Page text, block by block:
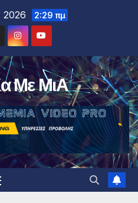
2026 2:29 πμ
Με ΜιΑ